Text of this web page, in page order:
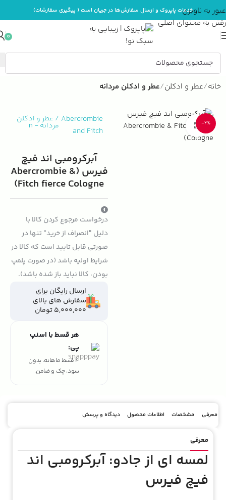
عبور به ناوبری
رفتن به محتوای اصلی
خدمات پاپروک و ارسال سفارش‌ها در جریان است ( پیگیری سفارشات)
0
خانه عطر و ادکلن عطر و ادکلن مردانه
-2% بزرگنمایی تصویر
Abercrombie
and Fitch
/ عطر و ادکلن
مردانه-
n
آبرکرومبی اند فیچ
فیرس (Abercrombie &
Fitch fierce Cologne)
درخواست مرجوع کردن کالا با
دلیل "انصراف از خرید" تنها در
صورتی قابل تایید است که کالا در
شرایط اولیه باشد (در صورت پلمپ
بودن، کالا نباید باز شده باشد).
ارسال رایگان برای
سفارش های بالای
5,000,000 تومان
هر قسط با اسنپ
پی:
4 قسط ماهانه. بدون
سود، چک و ضامن.
معرفی مشخصات اطلاعات محصول دیدگاه و پرسش
معرفی
لمسه ای از جادو: آبرکرومبی اند
فیچ فیرس